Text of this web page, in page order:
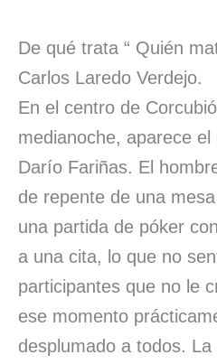
De qué trata “ Quién
Carlos Laredo Verdejo.
En el centro de
medianoche, aparece
Darío Fariñas. El
de repente de una
una partida de póker
a una cita, lo que no
participantes que no le
ese momento
desplumado a todos.